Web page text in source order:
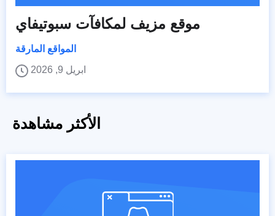
موقع مزيف لمكافآت سبوتيفاي
المواقع المارقة
ابريل 9, 2026
الأكثر مشاهدة